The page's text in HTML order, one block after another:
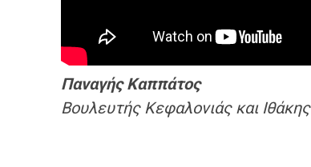
Παναγής Καππάτος
Βουλευτής Κεφαλονιάς και Ιθάκης